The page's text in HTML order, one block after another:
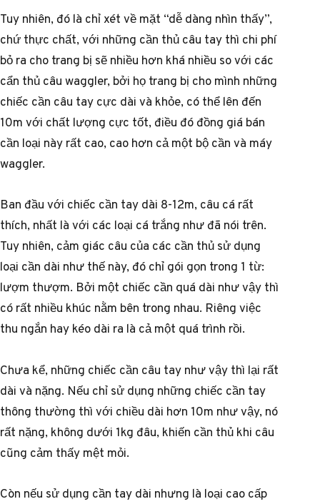
Tuy nhiên, đó là chỉ xét về mặt “dễ dàng nhìn thấy”,
chứ thực chất, với những cần thủ câu tay thì chi phí
bỏ ra cho trang bị sẽ nhiều hơn khá nhiều so với các
cẩn thủ câu waggler, bởi họ trang bị cho mình những
chiếc cần câu tay cực dài và khỏe, có thể lên đến
10m với chất lượng cực tốt, điều đó đồng giá bán
cần loại này rất cao, cao hơn cả một bộ cần và máy
waggler.
Ban đầu với chiếc cần tay dài 8-12m, câu cá rất
thích, nhất là với các loại cá trắng như đã nói trên.
Tuy nhiên, cảm giác câu của các cần thủ sử dụng
loại cần dài như thế này, đó chỉ gói gọn trong 1 từ:
lượm thượm. Bởi một chiếc cần quá dài như vậy thì
có rất nhiều khúc nằm bên trong nhau. Riêng việc
thu ngắn hay kéo dài ra là cả một quá trình rồi.
Chưa kể, những chiếc cần câu tay như vậy thì lại rất
dài và nặng. Nếu chỉ sử dụng những chiếc cần tay
thông thường thì với chiều dài hơn 10m như vậy, nó
rất nặng, không dưới 1kg đâu, khiến cần thủ khi câu
cũng cảm thấy mệt mỏi.
Còn nếu sử dụng cần tay dài nhưng là loại cao cấp